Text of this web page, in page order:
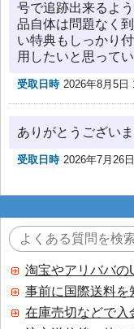
号で追跡出来るよ
品自体は問題なく
い特典もしっかり
用したいと思ってい
受取日時 2026年8月5日
ありがとうございま
受取日時 2026年7月26